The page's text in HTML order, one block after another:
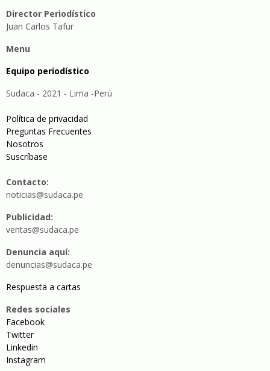
Director Periodístico
Juan Carlos Tafur
Menu
Equipo periodístico
Sudaca - 2021 - Lima -Perú
Política de privacidad
Preguntas Frecuentes
Nosotros
Suscríbase
Contacto:
noticias@sudaca.pe
Publicidad:
ventas@sudaca.pe
Denuncia aquí:
denuncias@sudaca.pe
Respuesta a cartas
Redes sociales
Facebook
Twitter
Linkedin
Instagram